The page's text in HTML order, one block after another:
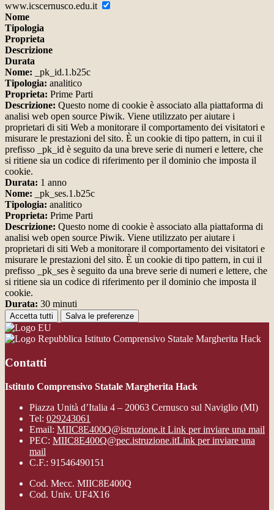
www.icscernusco.edu.it
Nome
Tipologia
Proprieta
Descrizione
Durata
Nome: _pk_id.1.b25c
Tipologia: analitico
Proprieta: Prime Parti
Descrizione: Questo nome di cookie è associato alla piattaforma di
analisi web open source Piwik. Viene utilizzato per aiutare i
proprietari di siti Web a monitorare il comportamento dei visitatori e
misurare le prestazioni del sito. È un cookie di tipo pattern, in cui il
prefisso _pk_id è seguito da una breve serie di numeri e lettere, che
si ritiene sia un codice di riferimento per il dominio che imposta il
cookie.
Durata: 1 anno
Nome: _pk_ses.1.b25c
Tipologia: analitico
Proprieta: Prime Parti
Descrizione: Questo nome di cookie è associato alla piattaforma di
analisi web open source Piwik. Viene utilizzato per aiutare i
proprietari di siti Web a monitorare il comportamento dei visitatori e
misurare le prestazioni del sito. È un cookie di tipo pattern, in cui il
prefisso _pk_ses è seguito da una breve serie di numeri e lettere, che
si ritiene sia un codice di riferimento per il dominio che imposta il
cookie.
Durata: 30 minuti
Accetta tutti Salva le preferenze
Istituto Comprensivo Statale Margherita Hack
Contatti
Istituto Comprensivo Statale Margherita Hack
Piazza Unità d’Italia 4 – 20063 Cernusco sul Naviglio (MI)
Tel: 029243061
Email: MIIC8E400Q@istruzione.it Link per inviare una mail
PEC: MIIC8E400Q@pec.istruzione.itLink per inviare una
mail
C.F.: 91546490151
Cod. Mecc. MIIC8E400Q
Cod. Univ. UF4X16